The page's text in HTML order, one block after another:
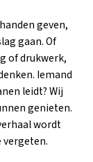
geven,
gaan. Of
of drukwerk,
Iemand
leidt? Wij
genieten.
wordt